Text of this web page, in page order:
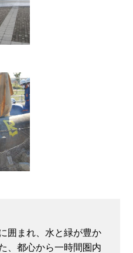
囲まれ、水と緑が豊か
、都心から一時間圏内